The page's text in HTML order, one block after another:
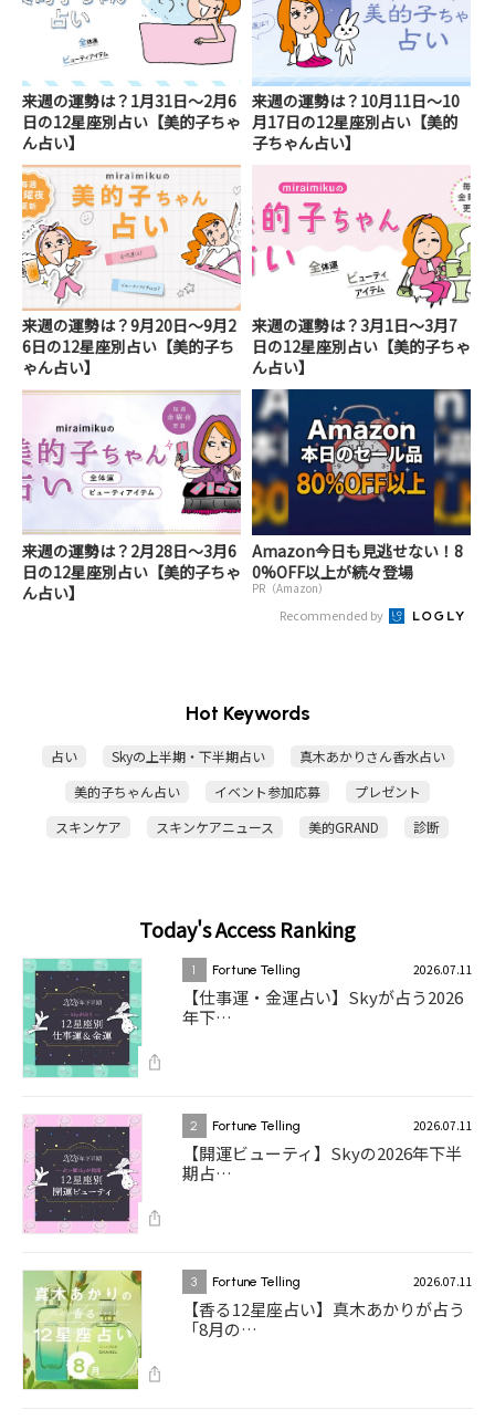
来週の運勢は？1月31日～2月6
日の12星座別占い【美的子ちゃ
ん占い】
来週の運勢は？10月11日～10
月17日の12星座別占い【美的
子ちゃん占い】
来週の運勢は？9月20日～9月2
6日の12星座別占い【美的子ち
ゃん占い】
来週の運勢は？3月1日～3月7
日の12星座別占い【美的子ちゃ
ん占い】
来週の運勢は？2月28日～3月6
日の12星座別占い【美的子ちゃ
ん占い】
Amazon今日も見逃せない！8
0%OFF以上が続々登場
PR（Amazon）
Recommended by
Hot Keywords
占い Skyの上半期・下半期占い
真木あかりさん香水占い
美的子ちゃん占い
イベント参加応募
プレゼント
スキンケア
スキンケアニュース 美的GRAND 診断
Today's Access Ranking
1 Fortune Telling 2026.07.11
【仕事運・金運占い】Skyが占う2026
年下…
2 Fortune Telling 2026.07.11
【開運ビューティ】Skyの2026年下半
期占…
3 Fortune Telling 2026.07.11
【香る12星座占い】真木あかりが占う
「8月の…